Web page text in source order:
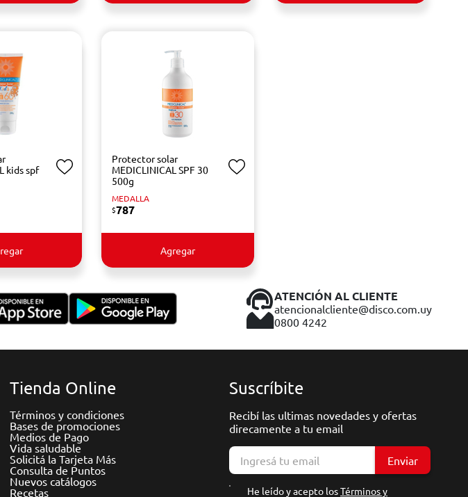
kids spf
Protector solar
MEDICLINICAL SPF 30
500g
MEDALLA
$787
Agregar
ATENCIÓN AL CLIENTE
atencionalcliente@disco.com.uy
0800 4242
Tienda Online
Términos y condiciones
Bases de promociones
Medios de Pago
Vida saludable
Solicitá la Tarjeta Más
Consulta de Puntos
Nuevos catálogos
Recetas
Suscríbite
Recibí las ultimas novedades y ofertas
direcamente a tu email
Enviar
He leído y acepto losTérminos y